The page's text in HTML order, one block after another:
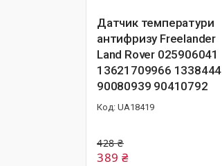
Датчик температури
антифризу Freelander
Land Rover 025906041
13621709966 1338444
90080939 90410792
UA18419
428 ₴
389 ₴